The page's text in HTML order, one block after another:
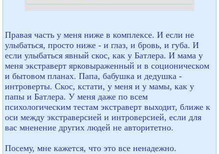
Правая часть у меня ниже в комплексе. И если не
улыбаться, просто ниже - и глаз, и бровь, и губа. И
если улыбаться явный скос, как у Батлера. И мама у
меня экстраверт ярковыраженный и в соционическом
и бытовом планах. Папа, бабушка и дедушка -
интроверты. Скос, кстати, у меня и у мамы, как у
папы и Батлера. У меня даже по всем
психологическим тестам экстраверт выходит, ближе к
оси между экстраверсией и интроверсией, если для
вас мненение других людей не авторитетно.
Посему, мне кажется, что это все ненадежно.